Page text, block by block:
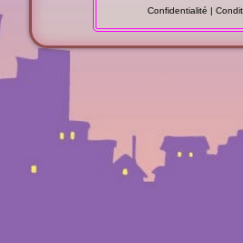
Confidentialité |